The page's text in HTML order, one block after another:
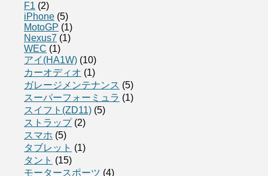
F1 (2)
iPhone (5)
MotoGP (1)
Nexus7 (1)
WEC (1)
アイ(HA1W) (10)
カーオディオ (1)
ガレージメンテナンス (5)
スーパーフォーミュラ (1)
スイフト(ZD11) (5)
ストラップ(2)
スマホ (5)
タブレット (1)
タント (15)
モータースポーツ (4)